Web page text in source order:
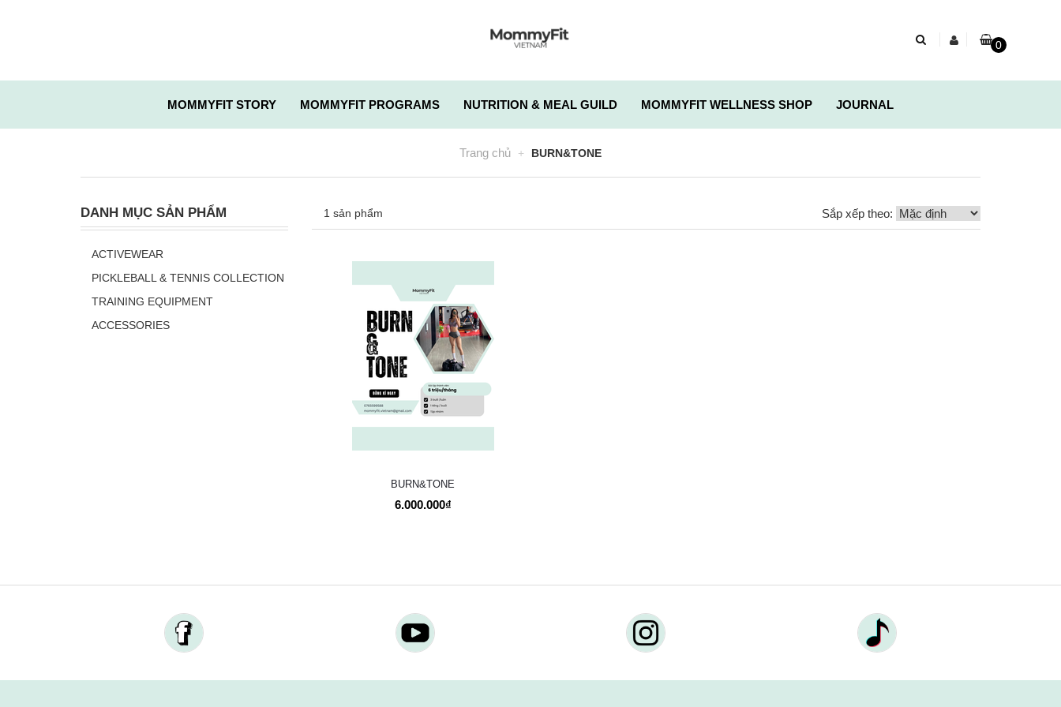
0
MOMMYFIT STORY MOMMYFIT PROGRAMS NUTRITION & MEAL GUILD MOMMYFIT WELLNESS SHOP JOURNAL
Trang chủ BURN&TONE
DANH MỤC SẢN PHẨM
ACTIVEWEAR
PICKLEBALL & TENNIS COLLECTION
TRAINING EQUIPMENT
ACCESSORIES
1 sản phẩm Sắp xếp theo:
BURN&TONE
6.000.000₫